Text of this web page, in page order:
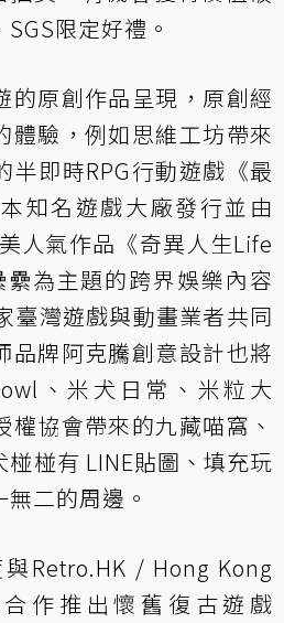
限定好禮。
的原創作品呈現，原創經
體驗，例如思維工坊帶來
半即時RPG行動遊戲《最
知名遊戲大廠發行並由
人氣作品《奇異人生Life
為主題的跨界娛樂內容
臺灣遊戲與動畫業者共同
品牌阿克騰創意設計也將
、米犬日常、米粒大
協會帶來的九藏喵窩、
椪有 LINE貼圖、填充玩
二的周邊。
Retro.HK / Hong Kong
合作推出懷舊復古遊戲